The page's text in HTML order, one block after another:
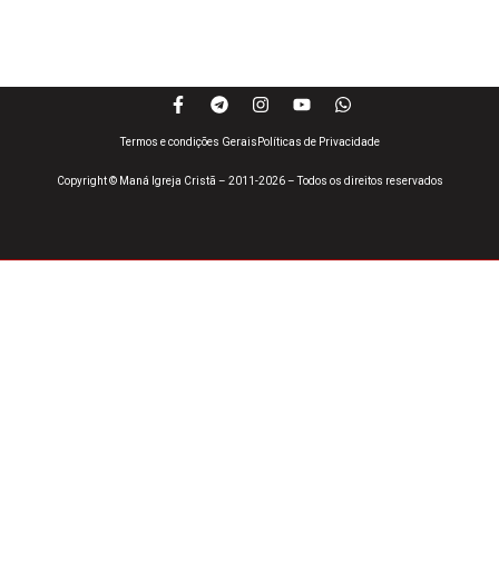
Copyright © Maná Igreja Cristã – 2011-2026 – Todos os direitos reservados
Termos e condições Gerais Políticas de Privacidade